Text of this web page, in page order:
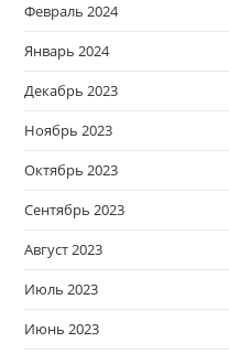
Февраль 2024
Январь 2024
Декабрь 2023
Ноябрь 2023
Октябрь 2023
Сентябрь 2023
Август 2023
Июль 2023
Июнь 2023